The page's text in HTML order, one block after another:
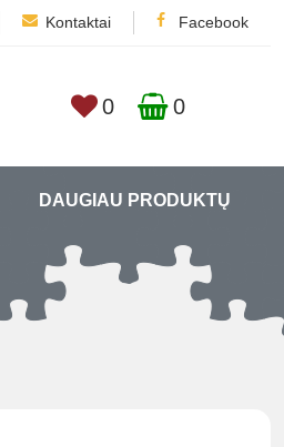
Kontaktai Facebook
0 0
DAUGIAU PRODUKTŲ